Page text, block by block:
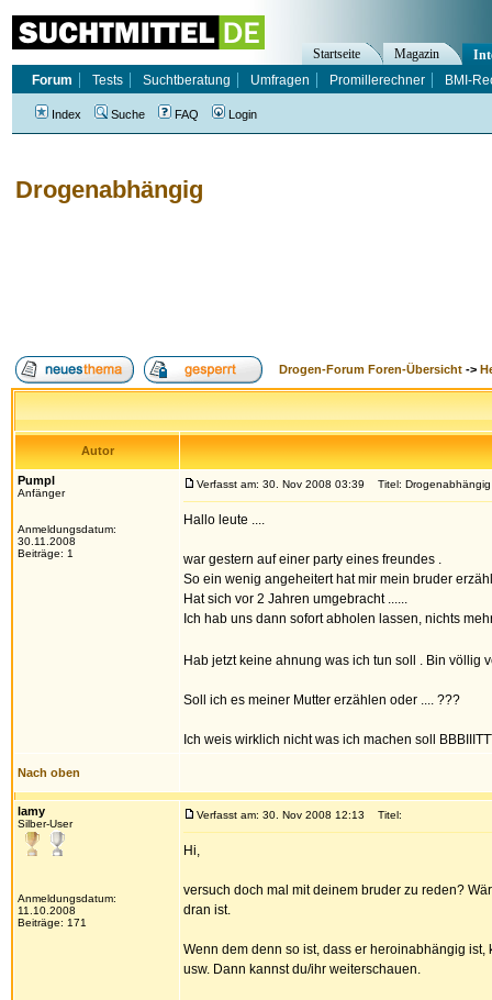
Drogenabhängig
Drogen-Forum Foren-Übersicht ->
Autor
Pumpl
Anfänger
Anmeldungsdatum:
30.11.2008
Beiträge: 1
Verfasst am: 30. Nov 2008 03:39 Titel: Drogenabhängig
Hallo leute ....
war gestern auf einer party eines freundes .
So ein wenig angeheitert hat mir mein bruder
Hat sich vor 2 Jahren umgebracht ......
Ich hab uns dann sofort abholen lassen, nichts
Hab jetzt keine ahnung was ich tun soll . Bin völlig
Soll ich es meiner Mutter erzählen oder .... ???
Ich weis wirklich nicht was ich machen soll
Nach oben
lamy
Silber-User
Anmeldungsdatum:
11.10.2008
Beiträge: 171
Verfasst am: 30. Nov 2008 12:13 Titel:
Hi,
versuch doch mal mit deinem bruder zu reden?
dran ist.
Wenn dem denn so ist, dass er heroinabhängig
usw. Dann kannst du/ihr weiterschauen.
Startseite Magazin
Forum
Tests Suchtberatung Umfragen Promillerechner BMI-
Index Suche FAQ Login